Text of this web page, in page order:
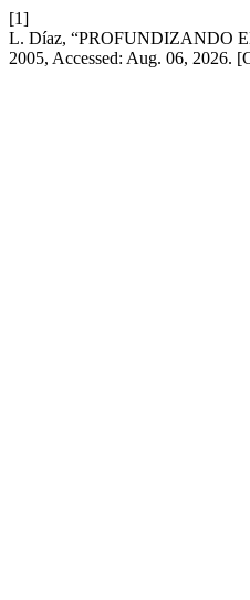
[1]
L. Díaz, “PROFUNDIZANDO
2005, Accessed: Aug. 06, 2026.